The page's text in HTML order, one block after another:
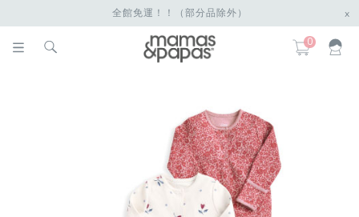
全館免運！！（部分品除外） x
0